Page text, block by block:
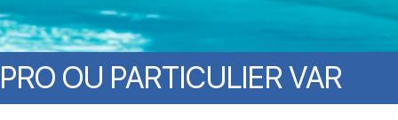
PRO OU PARTICULIER VAR